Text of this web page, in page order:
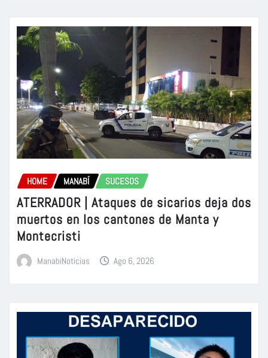
HOME MANABÍ SUCESOS
ATERRADOR | Ataques de sicarios deja dos
muertos en los cantones de Manta y
Montecristi
ManabiNoticias Ago 6, 2026